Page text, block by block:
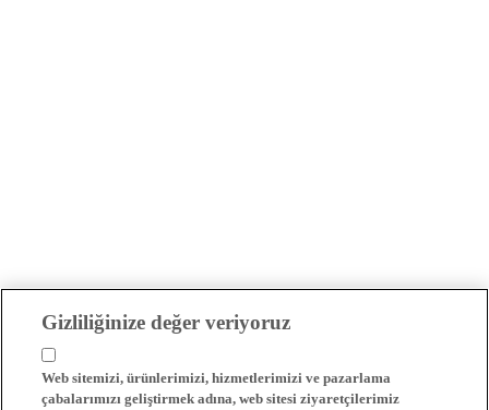
Gizliliğinize değer veriyoruz
Web sitemizi, ürünlerimizi, hizmetlerimizi ve pazarlama
çabalarımızı geliştirmek adına, web sitesi ziyaretçilerimiz